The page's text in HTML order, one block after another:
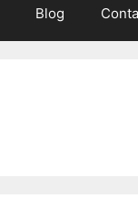
Blog